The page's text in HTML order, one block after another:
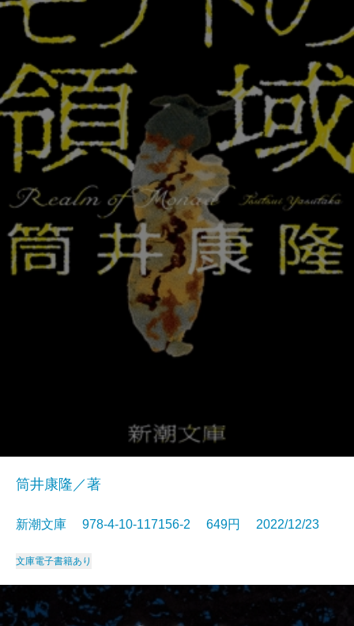
筒井康隆／著
新潮文庫 978-4-10-117156-2 649円 2022/12/23
文庫電子書籍あり